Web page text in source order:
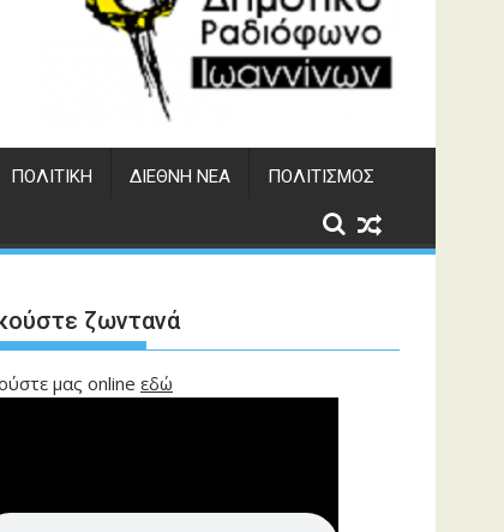
ΠΟΛΙΤΙΚΉ ΔΙΕΘΝΉ ΝΈΑ ΠΟΛΙΤΙΣΜΌΣ
ζωντανά
μας online εδώ